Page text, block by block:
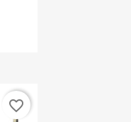
favorite_border